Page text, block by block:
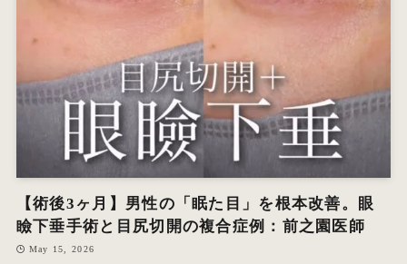
【術後3ヶ月】男性の「眠た目」を根本改善。眼
瞼下垂手術と目尻切開の複合症例：前之園医師
May 15, 2026